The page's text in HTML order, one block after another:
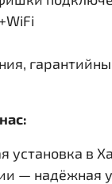
установка в
— надёжная